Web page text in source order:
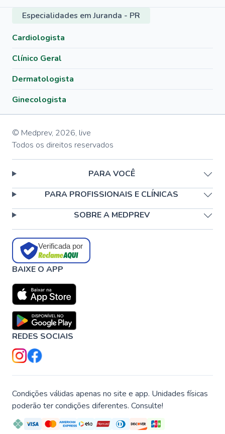
Especialidades em Juranda - PR
Cardiologista
Clínico Geral
Dermatologista
Ginecologista
© Medprev, 2026, live
Todos os direitos reservados
PARA VOCÊ
PARA PROFISSIONAIS E CLÍNICAS
SOBRE A MEDPREV
Verificada por
BAIXE O APP
REDES SOCIAIS
Condições válidas apenas no site e app. Unidades físicas
poderão ter condições diferentes. Consulte!